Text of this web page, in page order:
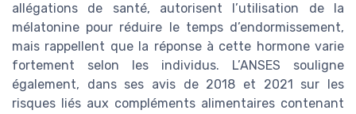
allégations de santé, autorisent l’utilisation de la
mélatonine pour réduire le temps d’endormissement,
mais rappellent que la réponse à cette hormone varie
fortement selon les individus. L’ANSES souligne
également, dans ses avis de 2018 et 2021 sur les
risques liés aux compléments alimentaires contenant